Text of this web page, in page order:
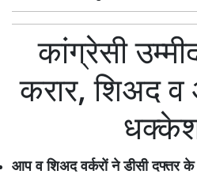
कांग्रेसी
करार, शिअद व
आप व शिअद वर्करों ने डीसी दफ्तर के